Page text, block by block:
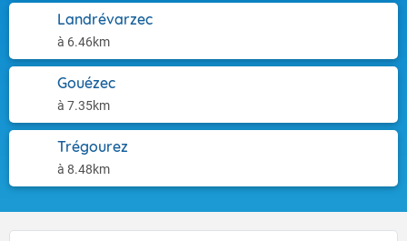
Landrévarzec
à 6.46km
Gouézec
à 7.35km
Trégourez
à 8.48km